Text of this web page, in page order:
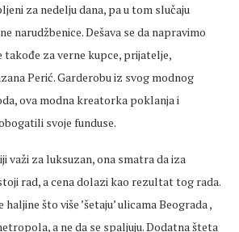
za nedelju dana, pa u tom slučaju
narudžbenice. Dešava se da napravimo
takođe za verne kupce, prijatelje,
Perić. Garderobu iz svog modnog
ova modna kreatorka poklanja i
svoje funduse.
važi za luksuzan, ona smatra da iza
rad, a cena dolazi kao rezultat tog rada.
što više ’šetaju’ ulicama Beograda ,
a ne da se spaljuju. Dodatna šteta